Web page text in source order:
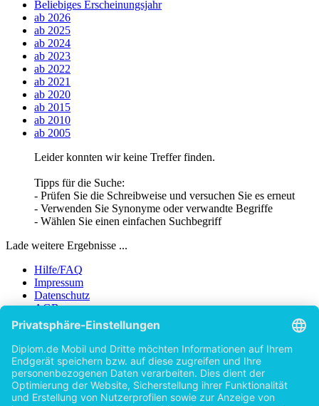
Beliebiges Erscheinungsjahr
ab 2026
ab 2025
ab 2024
ab 2023
ab 2022
ab 2021
ab 2020
ab 2015
ab 2010
ab 2005
Leider konnten wir keine Treffer finden.
Tipps für die Suche:
- Prüfen Sie die Schreibweise und versuchen Sie es erneut
- Verwenden Sie Synonyme oder verwandte Begriffe
- Wählen Sie einen einfachen Suchbegriff
Lade weitere Ergebnisse ...
Hilfe/FAQ
Impressum
Datenschutz
AGB
Vertrag widerrufen
Zur Desktop-Version
Copyright ©Imprint in der Bedey & Thoms Media GmbH
byOpen Publishing
Zurück
Erscheinungsjahr